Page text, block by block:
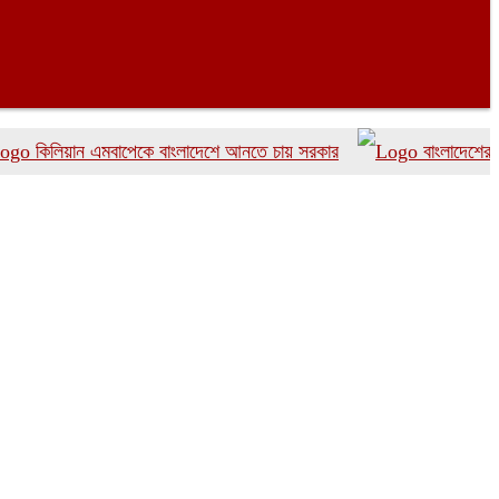
এমবাপেকে বাংলাদেশে আনতে চায় সরকার বাংলাদেশের দ্রুত